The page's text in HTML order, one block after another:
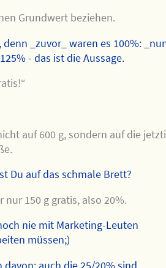
Grundwert beziehen.
denn _zuvor_ waren es 100%:
- das ist die Aussage.
auf 600 g, sondern auf die
Du auf das schmale Brett?
nur 150 g gratis, also 20%.
nie mit Marketing-Leuten
müssen;)